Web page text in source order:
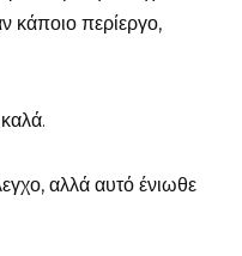
κάποιο περίεργο,
αλλά αυτό ένιωθε